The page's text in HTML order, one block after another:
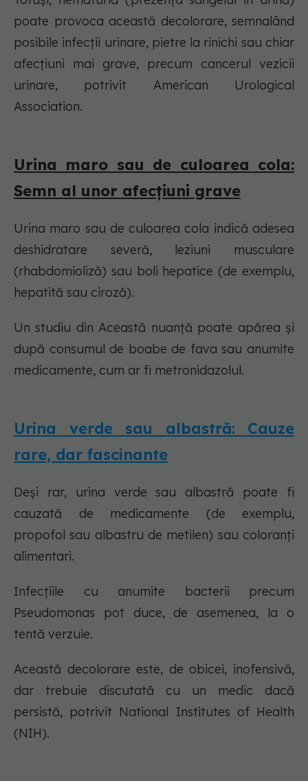
poate provoca această decolorare, semnalând
posibile infecții urinare, pietre la rinichi sau chiar
afecțiuni mai grave, precum cancerul vezicii
urinare, potrivit American Urological
Association.
Urina maro sau de culoarea cola:
Semn al unor afecțiuni grave
Urina maro sau de culoarea cola indică adesea
deshidratare severă, leziuni musculare
(rhabdomioliză) sau boli hepatice (de exemplu,
hepatită sau ciroză).
Un studiu din Această nuanță poate apărea și
după consumul de boabe de fava sau anumite
medicamente, cum ar fi metronidazolul.
Urina verde sau albastră: Cauze
rare, dar fascinante
Deși rar, urina verde sau albastră poate fi
cauzată de medicamente (de exemplu,
propofol sau albastru de metilen) sau coloranți
alimentari.
Infecțiile cu anumite bacterii precum
Pseudomonas pot duce, de asemenea, la o
tentă verzuie.
Această decolorare este, de obicei, inofensivă,
dar trebuie discutată cu un medic dacă
persistă, potrivit National Institutes of Health
(NIH).